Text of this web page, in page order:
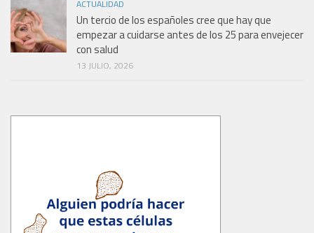
ACTUALIDAD
Un tercio de los españoles cree que hay que
empezar a cuidarse antes de los 25 para envejecer
con salud
13 JULIO, 2026